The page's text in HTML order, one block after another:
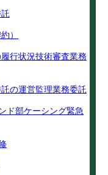
）
行状況技術審査業務
の運営監理業務委託
ド部ケーシング緊急